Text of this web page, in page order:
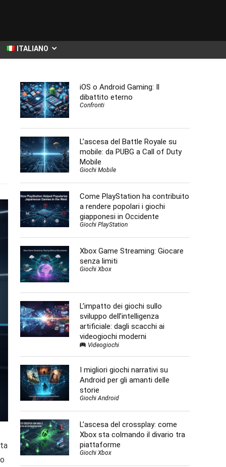
ITALIANO
iOS o Android Gaming: Il
dibattito eterno
Confronti
L’ascesa del Battle Royale su
mobile: da PUBG a Call of Duty
Mobile
Giochi Mobile
Come PlayStation ha contribuito
a rendere popolari i giochi
giapponesi in Occidente
Giochi PlayStation
Xbox Game Streaming: Giocare
senza limiti
Giochi Xbox
L’impatto dei giochi sullo
sviluppo dell’intelligenza
artificiale: dagli scacchi ai
videogiochi moderni
Videogiochi
I migliori giochi narrativi su
Android per gli amanti delle
storie
Giochi Android
L’ascesa del crossplay: come
Xbox sta colmando il divario tra
piattaforme
Giochi Xbox